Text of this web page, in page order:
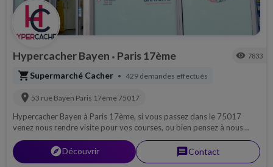
Hypercacher Bayen • Paris 17ème visibility 7833
shopping_cartSupermarché Cacher • 429 demandes effectués
location_on 53 rue Bayen Paris 17ème 75017
Hypercacher Bayen à Paris 17ème, si vous passez dans le 75017
venez nous rendre visite pour vos courses, ou bien pensez à nous
contacter par téléphone pour découvrir notre magasin, ou pour une
livraison si possible sur 75...
explorerDécouvrir messageContact